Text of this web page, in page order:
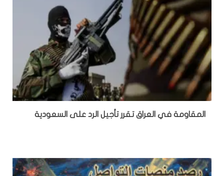
المقاومة في العراق تقرر تأجيل الرد على السعودية